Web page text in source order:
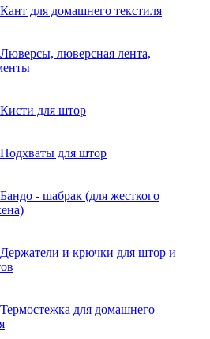
Кант для домашнего текстиля
Люверсы, люверсная лента,
Кисти для штор
Подхваты для штор
Бандо - шабрак (для жесткого
Держатели и крючки для штор и
Термостежка для домашнего